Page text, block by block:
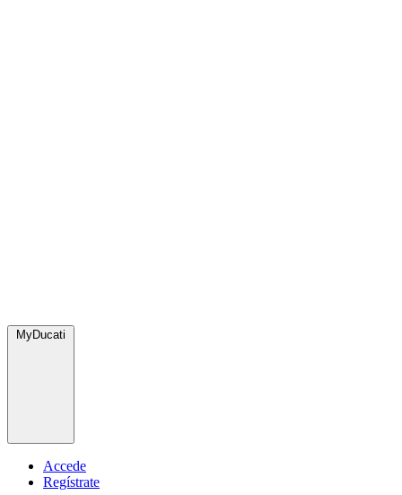
MyDucati
Accede
Regístrate